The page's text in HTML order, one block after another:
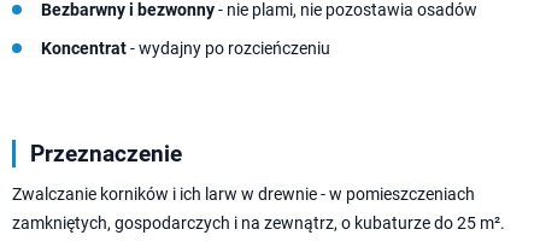
Bezbarwny i bezwonny- nie plami, nie pozostawia osadów
Koncentrat- wydajny po rozcieńczeniu
Przeznaczenie
Zwalczanie korników i ich larw w drewnie - w pomieszczeniach
zamkniętych, gospodarczych i na zewnątrz, o kubaturze do 25 m².